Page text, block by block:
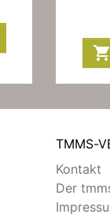

TMMS-
Kontakt
Der